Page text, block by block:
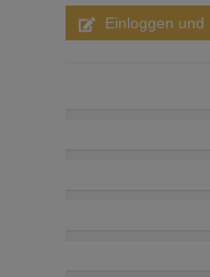
Einloggen und